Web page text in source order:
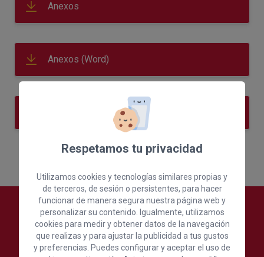
Anexos
Anexos (Word)
Respetamos tu privacidad
Utilizamos cookies y tecnologías similares propias y
de terceros, de sesión o persistentes, para hacer
funcionar de manera segura nuestra página web y
personalizar su contenido. Igualmente, utilizamos
cookies para medir y obtener datos de la navegación
que realizas y para ajustar la publicidad a tus gustos
y preferencias. Puedes configurar y aceptar el uso de